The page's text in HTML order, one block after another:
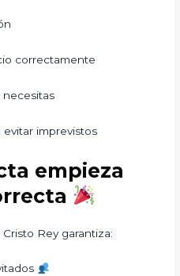
correctamente
necesitas
evitar imprevistos
empieza
Rey garantiza: